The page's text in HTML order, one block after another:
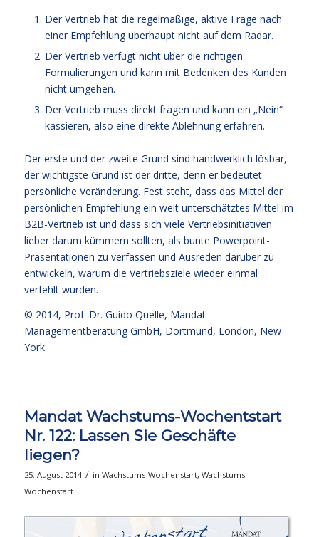
Der Vertrieb hat die regelmäßige, aktive Frage nach
einer Empfehlung überhaupt nicht auf dem Radar.
Der Vertrieb verfügt nicht über die richtigen
Formulierungen und kann mit Bedenken des Kunden
nicht umgehen.
Der Vertrieb muss direkt fragen und kann ein „Nein“
kassieren, also eine direkte Ablehnung erfahren.
Der erste und der zweite Grund sind handwerklich lösbar,
der wichtigste Grund ist der dritte, denn er bedeutet
persönliche Veränderung. Fest steht, dass das Mittel der
persönlichen Empfehlung ein weit unterschätztes Mittel im
B2B-Vertrieb ist und dass sich viele Vertriebsinitiativen
lieber darum kümmern sollten, als bunte Powerpoint-
Präsentationen zu verfassen und Ausreden darüber zu
entwickeln, warum die Vertriebsziele wieder einmal
verfehlt wurden.
© 2014, Prof. Dr. Guido Quelle, Mandat
Managementberatung GmbH, Dortmund, London, New
York.
Mandat Wachstums-Wochentstart
Nr. 122: Lassen Sie Geschäfte
liegen?
25. August 2014 / in Wachstums-Wochenstart, Wachstums-
Wochenstart